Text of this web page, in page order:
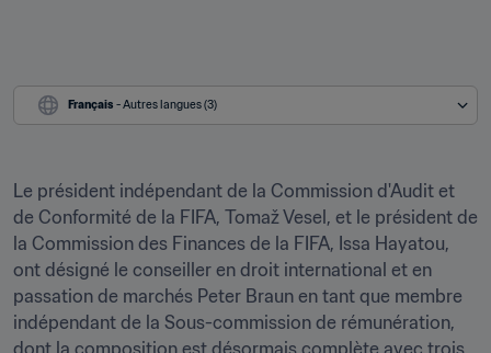
Français - Autres langues (3)
Le président indépendant de la Commission d'Audit et
de Conformité de la FIFA, Tomaž Vesel, et le président de
la Commission des Finances de la FIFA, Issa Hayatou,
ont désigné le conseiller en droit international et en
passation de marchés Peter Braun en tant que membre
indépendant de la Sous-commission de rémunération,
dont la composition est désormais complète avec trois